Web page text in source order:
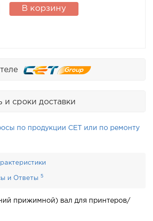
В корзину
и сроки доставки
по продукции CET или по ремонту
и Ответы 5
прижимной) вал для принтеров/